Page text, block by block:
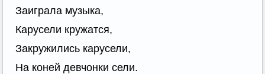
Заиграла музыка,
Карусели кружатся,
Закружились карусели,
На коней девчонки сели.